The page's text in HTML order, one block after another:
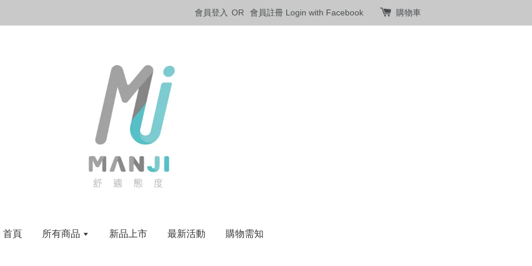
會員登入 OR 會員註冊 Login with Facebook 購物車
首頁 所有商品 新品上市 最新活動 購物需知